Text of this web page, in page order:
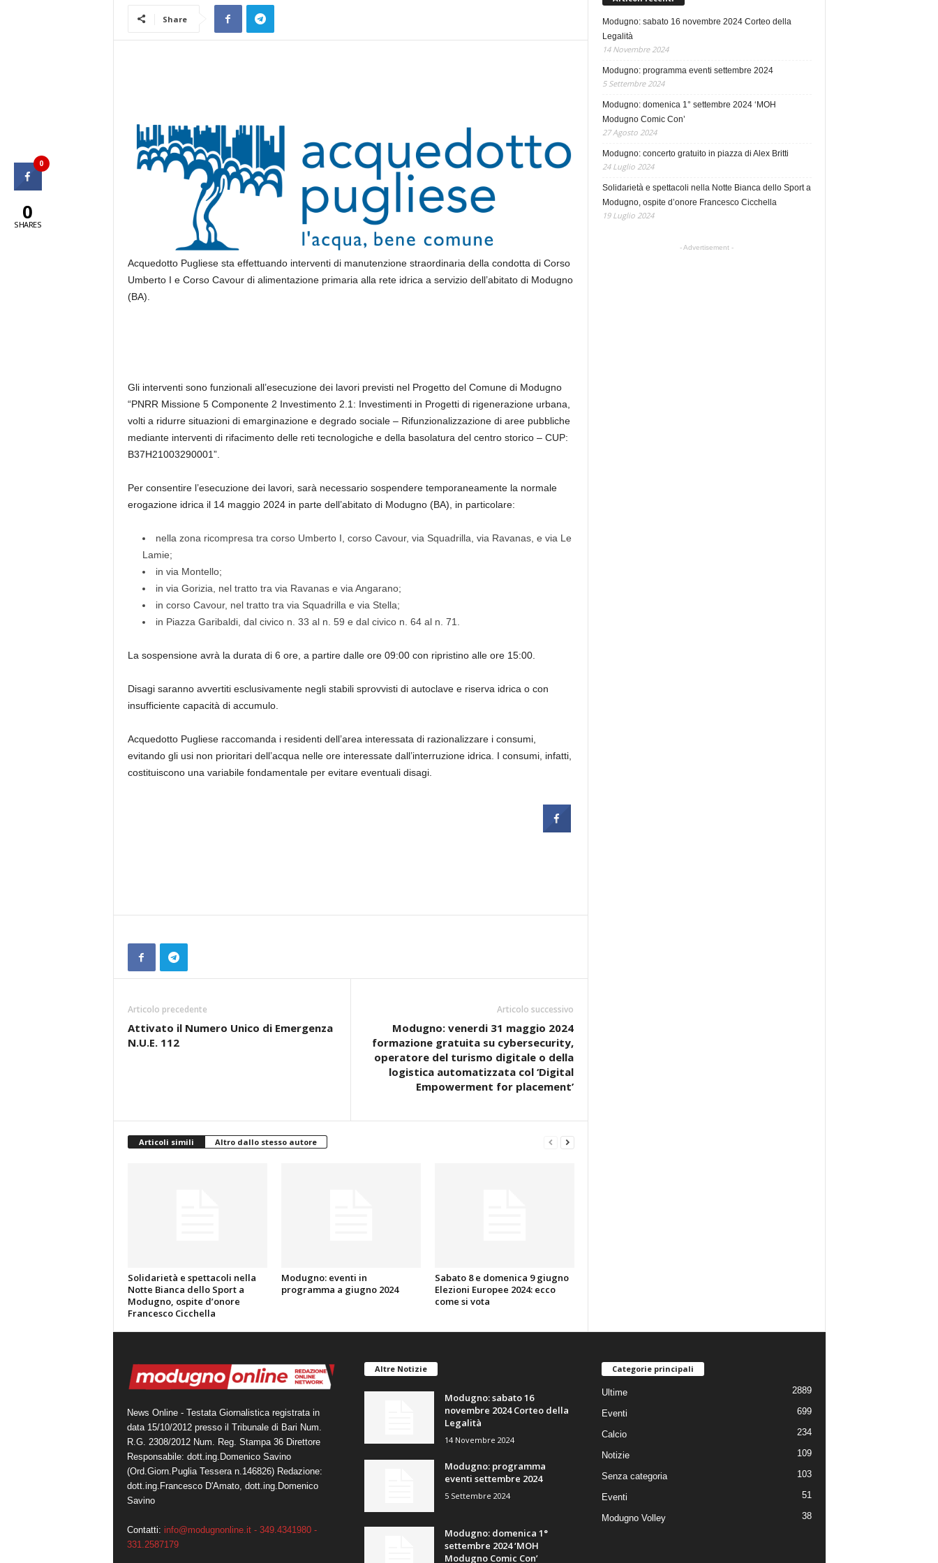
Share
Acquedotto Pugliese sta effettuando interventi di manutenzione straordinaria della condotta di Corso
Umberto I e Corso Cavour di alimentazione primaria alla rete idrica a servizio dell’abitato di Modugno
(BA).
Gli interventi sono funzionali all’esecuzione dei lavori previsti nel Progetto del Comune di Modugno
“PNRR Missione 5 Componente 2 Investimento 2.1: Investimenti in Progetti di rigenerazione urbana,
volti a ridurre situazioni di emarginazione e degrado sociale – Rifunzionalizzazione di aree pubbliche
mediante interventi di rifacimento delle reti tecnologiche e della basolatura del centro storico – CUP:
B37H21003290001”.
Per consentire l’esecuzione dei lavori, sarà necessario sospendere temporaneamente la normale
erogazione idrica il 14 maggio 2024 in parte dell’abitato di Modugno (BA), in particolare:
nella zona ricompresa tra corso Umberto I, corso Cavour, via Squadrilla, via Ravanas, e via Le
Lamie;
in via Montello;
in via Gorizia, nel tratto tra via Ravanas e via Angarano;
in corso Cavour, nel tratto tra via Squadrilla e via Stella;
in Piazza Garibaldi, dal civico n. 33 al n. 59 e dal civico n. 64 al n. 71.
La sospensione avrà la durata di 6 ore, a partire dalle ore 09:00 con ripristino alle ore 15:00.
Disagi saranno avvertiti esclusivamente negli stabili sprovvisti di autoclave e riserva idrica o con
insufficiente capacità di accumulo.
Acquedotto Pugliese raccomanda i residenti dell’area interessata di razionalizzare i consumi,
evitando gli usi non prioritari dell’acqua nelle ore interessate dall’interruzione idrica. I consumi, infatti,
costituiscono una variabile fondamentale per evitare eventuali disagi.
Articolo precedente
Attivato il Numero Unico di Emergenza
N.U.E. 112
Articolo successivo
Modugno: venerdi 31 maggio 2024
formazione gratuita su cybersecurity,
operatore del turismo digitale o della
logistica automatizzata col ‘Digital
Empowerment for placement’
Articoli simili Altro dallo stesso autore
Solidarietà e spettacoli nella
Notte Bianca dello Sport a
Modugno, ospite d’onore
Francesco Cicchella
Modugno: eventi in
programma a giugno 2024
Sabato 8 e domenica 9 giugno
Elezioni Europee 2024: ecco
come si vota
Modugno: sabato 16 novembre 2024 Corteo della
Legalità
14 Novembre 2024
Modugno: programma eventi settembre 2024
5 Settembre 2024
Modugno: domenica 1° settembre 2024 ‘MOH
Modugno Comic Con’
27 Agosto 2024
Modugno: concerto gratuito in piazza di Alex Britti
24 Luglio 2024
Solidarietà e spettacoli nella Notte Bianca dello Sport a
Modugno, ospite d’onore Francesco Cicchella
19 Luglio 2024
- Advertisement -
News Online - Testata Giornalistica registrata in
data 15/10/2012 presso il Tribunale di Bari Num.
R.G. 2308/2012 Num. Reg. Stampa 36 Direttore
Responsabile: dott.ing.Domenico Savino
(Ord.Giorn.Puglia Tessera n.146826) Redazione:
dott.ing.Francesco D'Amato, dott.ing.Domenico
Savino
Contatti: info@modugnonline.it - 349.4341980 -
331.2587179
Altre Notizie
Modugno: sabato 16
novembre 2024 Corteo della
Legalità
14 Novembre 2024
Modugno: programma
eventi settembre 2024
5 Settembre 2024
Modugno: domenica 1°
settembre 2024 ‘MOH
Modugno Comic Con’
Categorie principali
Ultime 2889
Eventi 699
Calcio 234
Notizie 109
Senza categoria 103
Eventi 51
Modugno Volley 38
0
0
SHARES